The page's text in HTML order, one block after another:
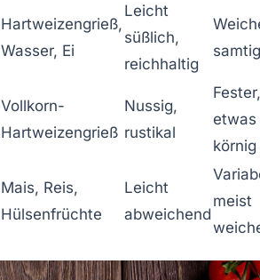
Hartweizengrieß,
Wasser, Ei
Leicht
süßlich,
reichhaltig
samtig
Vollkorn-
Hartweizengrieß
Nussig,
rustikal
Fester,
etwas
körnig
Mais, Reis,
Hülsenfrüchte
Leicht
abweichend
meist